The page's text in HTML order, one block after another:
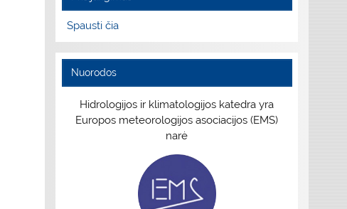
Spausti čia
Nuorodos
Hidrologijos ir klimatologijos katedra yra
Europos meteorologijos asociacijos (EMS)
narė